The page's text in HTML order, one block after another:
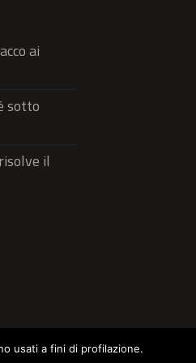
ai
sotto
il
usati a fini di profilazione.